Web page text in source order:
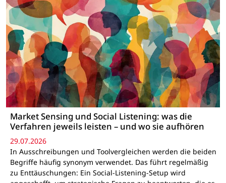
Market Sensing und Social Listening: was die
Verfahren jeweils leisten – und wo sie aufhören
29.07.2026
In Ausschreibungen und Toolvergleichen werden die beiden
Begriffe häufig synonym verwendet. Das führt regelmäßig
zu Enttäuschungen: Ein Social-Listening-Setup wird